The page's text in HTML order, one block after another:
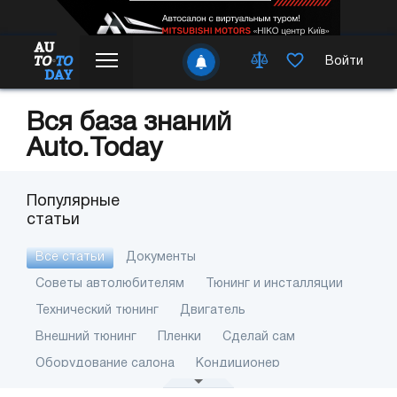
Войти
Вся база знаний
Auto.Today
Популярные
статьи
Все статьи Документы
Советы автолюбителям Тюнинг и инсталляции
Технический тюнинг Двигатель
Внешний тюнинг Пленки Сделай сам
Оборудование салона Кондиционер
Автошкола